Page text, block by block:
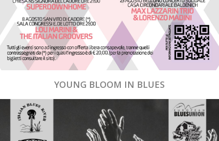
YOUNG BLOOM IN BLUES